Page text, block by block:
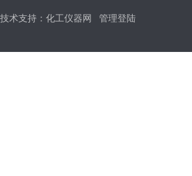
技术支持： 化工仪器网 管理登陆